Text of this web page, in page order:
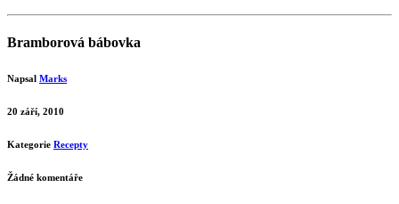
Bramborová bábovka
Napsal Marks
20 září, 2010
Kategorie Recepty
Žádné komentáře